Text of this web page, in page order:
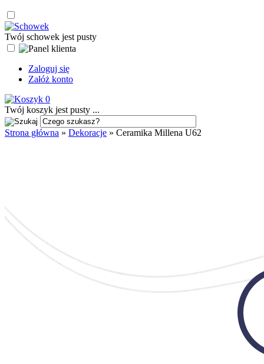
Twój schowek jest pusty
Zaloguj się
Załóż konto
0
Twój koszyk jest pusty ...
Strona główna » Dekoracje » Ceramika Millena U62